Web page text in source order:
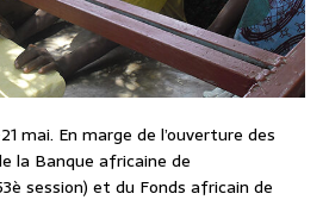
mai. En marge de l’ouverture des
la Banque africaine de
session) et du Fonds africain de